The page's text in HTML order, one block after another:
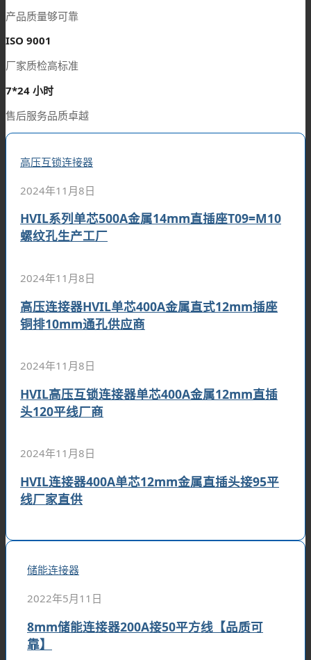
产品质量够可靠
ISO 9001
厂家质检高标准
7*24 小时
售后服务品质卓越
高压互锁连接器
2024年11月8日
HVIL系列单芯500A金属14mm直插座T09=M10
螺纹孔生产工厂
2024年11月8日
高压连接器HVIL单芯400A金属直式12mm插座
铜排10mm通孔供应商
2024年11月8日
HVIL高压互锁连接器单芯400A金属12mm直插
头120平线厂商
2024年11月8日
HVIL连接器400A单芯12mm金属直插头接95平
线厂家直供
储能连接器
2022年5月11日
8mm储能连接器200A接50平方线【品质可
靠】